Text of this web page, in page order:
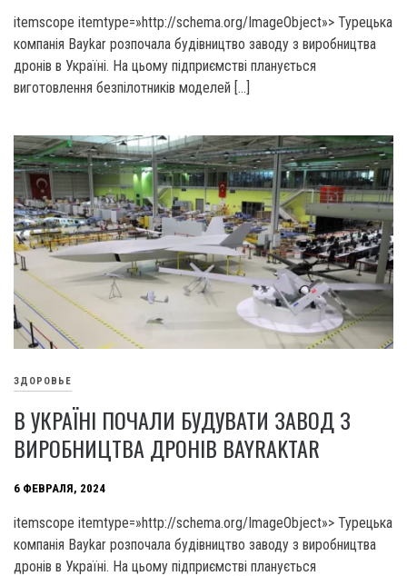
itemscope itemtype=»http://schema.org/ImageObject»> Турецька
компанія Baykar розпочала будівництво заводу з виробництва
дронів в Україні. На цьому підприємстві планується
виготовлення безпілотників моделей […]
ЗДОРОВЬЕ
В УКРАЇНІ ПОЧАЛИ БУДУВАТИ ЗАВОД З
ВИРОБНИЦТВА ДРОНІВ BAYRAKTAR
6 ФЕВРАЛЯ, 2024
itemscope itemtype=»http://schema.org/ImageObject»> Турецька
компанія Baykar розпочала будівництво заводу з виробництва
дронів в Україні. На цьому підприємстві планується